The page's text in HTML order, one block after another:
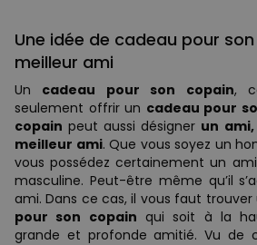
Une idée de cadeau pour
meilleur ami
Un cadeau pour son copain,
seulement offrir un cadeau pour
copain peut aussi désigner un
meilleur ami. Que vous soyez un
vous possédez certainement un
masculine. Peut-être même qu’il
ami. Dans ce cas, il vous faut trouver
pour son copain qui soit à la
grande et profonde amitié. Vu de